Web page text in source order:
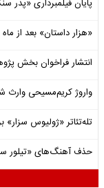
پایان فیلمبرداری «پدر
«هزار داستان» بعد از
انتشار فراخوان بخش
واروژ کریم‌مسیحی وارث
تله‌تئاتر «ژولیوس سزار»
حذف آهنگ‌های «تیلور